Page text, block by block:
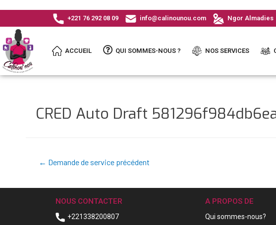
+221 76 292 08 09 info@calinounou.com Ngor Almadies
ACCUEIL QUI SOMMES-NOUS ? NOS SERVICES
CRED Auto Draft
← Demande de service précédent
NOUS CONTACTER
+221338200807
A PROPOS DE
Qui sommes-nous?